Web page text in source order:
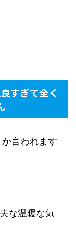
すぎて全く
言われます
な温暖な気